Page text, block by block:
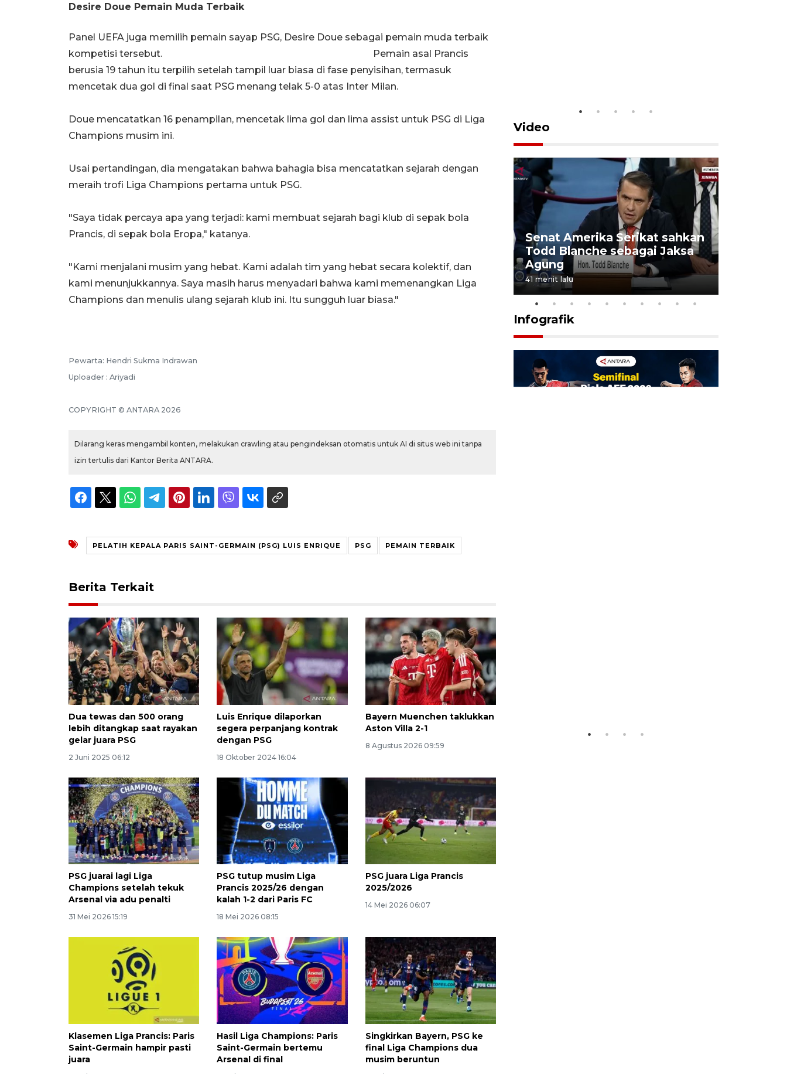
Desire Doue Pemain Muda Terbaik
Panel UEFA juga memilih pemain sayap PSG, Desire Doue sebagai pemain muda terbaik
kompetisi tersebut.
Pemain asal Prancis
berusia 19 tahun itu terpilih setelah tampil luar biasa di fase penyisihan, termasuk
mencetak dua gol di final saat PSG menang telak 5-0 atas Inter Milan.
Doue mencatatkan 16 penampilan, mencetak lima gol dan lima assist untuk PSG di Liga
Champions musim ini.
Usai pertandingan, dia mengatakan bahwa bahagia bisa mencatatkan sejarah dengan
meraih trofi Liga Champions pertama untuk PSG.
"Saya tidak percaya apa yang terjadi: kami membuat sejarah bagi klub di sepak bola
Prancis, di sepak bola Eropa," katanya.
"Kami menjalani musim yang hebat. Kami adalah tim yang hebat secara kolektif, dan
kami menunjukkannya. Saya masih harus menyadari bahwa kami memenangkan Liga
Champions dan menulis ulang sejarah klub ini. Itu sungguh luar biasa."
Pewarta: Hendri Sukma Indrawan
Uploader : Ariyadi
COPYRIGHT © ANTARA 2026
Dilarang keras mengambil konten, melakukan crawling atau pengindeksan otomatis untuk AI di situs web ini tanpa
izin tertulis dari Kantor Berita ANTARA.
PELATIH KEPALA PARIS SAINT-GERMAIN (PSG) LUIS ENRIQUE PSG PEMAIN TERBAIK
Berita Terkait
Dua tewas dan 500 orang
lebih ditangkap saat rayakan
gelar juara PSG
2 Juni 2025 06:12
Luis Enrique dilaporkan
segera perpanjang kontrak
dengan PSG
18 Oktober 2024 16:04
Bayern Muenchen taklukkan
Aston Villa 2-1
8 Agustus 2026 09:59
PSG juarai lagi Liga
Champions setelah tekuk
Arsenal via adu penalti
31 Mei 2026 15:19
PSG tutup musim Liga
Prancis 2025/26 dengan
kalah 1-2 dari Paris FC
18 Mei 2026 08:15
PSG juara Liga Prancis
2025/2026
14 Mei 2026 06:07
Klasemen Liga Prancis: Paris
Saint-Germain hampir pasti
juara
Hasil Liga Champions: Paris
Saint-Germain bertemu
Arsenal di final
Singkirkan Bayern, PSG ke
final Liga Champions dua
musim beruntun
Semangat belajar anak
transmigran desa terpencil
Kerinci
4 Agustus 2026 11:37
Video
anak binaan
7 Agustus 2026 23:25
Senat Amerika Serikat sahkan
Todd Blanche sebagai Jaksa
Agung
41 menit lalu
Infografik
Layanan haji Indonesia
semakin memuaskan